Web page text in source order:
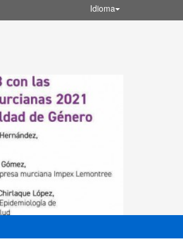
Idioma